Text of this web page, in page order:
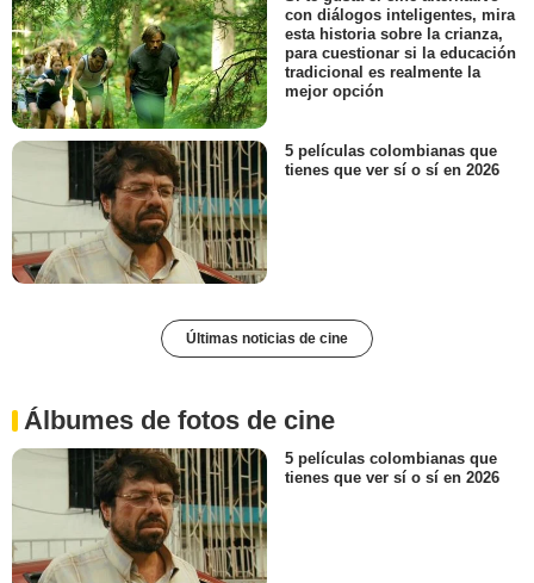
con diálogos inteligentes, mira
esta historia sobre la crianza,
para cuestionar si la educación
tradicional es realmente la
mejor opción
5 películas colombianas que
tienes que ver sí o sí en 2026
Últimas noticias de cine
Álbumes de fotos de cine
5 películas colombianas que
tienes que ver sí o sí en 2026